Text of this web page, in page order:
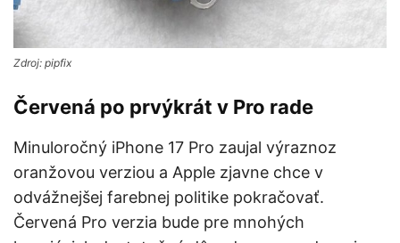
Zdroj: pipfix
Červená po prvýkrát v Pro rade
Minuloročný iPhone 17 Pro zaujal výraznoz
oranžovou verziou a Apple zjavne chce v
odvážnejšej farebnej politike pokračovať.
Červená Pro verzia bude pre mnohých